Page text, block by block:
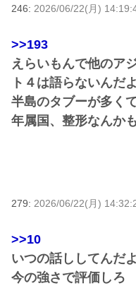
246: 2026/06/22(月)
>>193
えらいもんで他のア
ト４は語らないんだ
半島のタブーが多く
年属国、整形なんか
279: 2026/06/22(月)
>>10
いつの話ししてんだよ
今の強さで評価しろ